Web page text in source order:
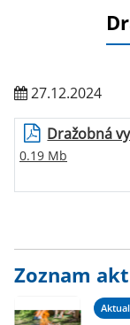
27.12.2024
Dražobná
0.19 Mb
Zoznam